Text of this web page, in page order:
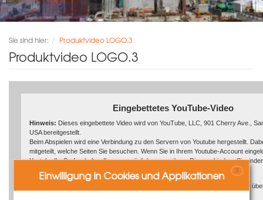
Sie sind hier: Produktvideo LOGO.3
Produktvideo LOGO.3
Eingebettetes YouTube-Video
Hinweis: Dieses eingebettete Video wird von YouTube, LLC, 901 Cherry Ave.,
USA bereitgestellt.
Beim Abspielen wird eine Verbindung zu den Servern von Youtube hergestellt.
mitgeteilt, welche Seiten Sie besuchen. Wenn Sie in Ihrem Youtube-Account
Youtube Ihr Surfverhalten Ihnen persönlich zuzuordnen. Dies verhindern Sie,
Wird ein Youtube-Video gestartet, setzt der Anbieter Cookies ein, die Hinweise
Einwilligung in Cookies und Applikationen X